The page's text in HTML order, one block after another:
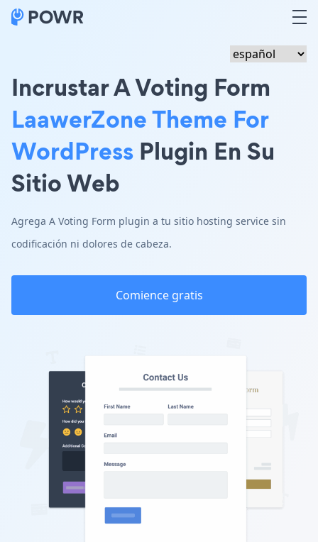
Incrustar A Voting Form
LaawerZone Theme For
WordPress Plugin En Su
Sitio Web
Agrega A Voting Form plugin a tu sitio hosting service sin
codificación ni dolores de cabeza.
Comience gratis